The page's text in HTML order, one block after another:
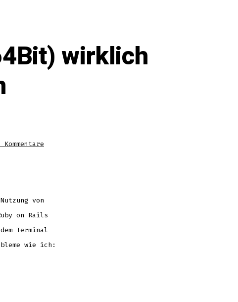
wirklich
Kommentare
MySQL
von
on Rails
Terminal
wie ich: